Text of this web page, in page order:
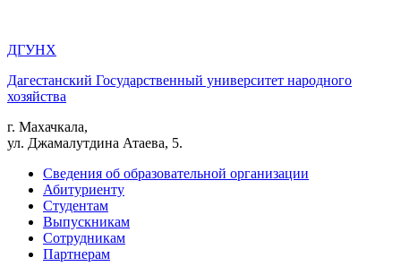
ДГУНХ
Дагестанский Государственный университет народного
хозяйства
г. Махачкала,
ул. Джамалутдина Атаева, 5.
Сведения об образовательной организации
Абитуриенту
Студентам
Выпускникам
Сотрудникам
Партнерам